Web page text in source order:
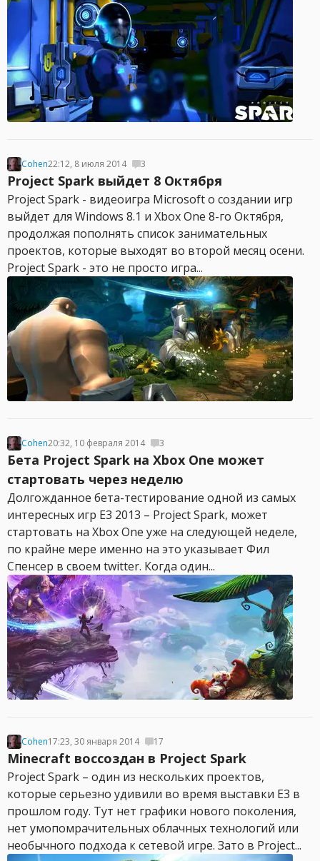
Cohen22:12, 8 июля 2014 3
Project Spark выйдет 8 Октября
Project Spark - видеоигра Microsoft о создании игр
выйдет для Windows 8.1 и Xbox One 8-го Октября,
продолжая пополнять список занимательных
проектов, которые выходят во второй месяц осени.
Project Spark - это не просто игра...
Cohen20:32, 10 февраля 2014 3
Бета Project Spark на Xbox One может
стартовать через неделю
Долгожданное бета-тестирование одной из самых
интересных игр E3 2013 – Project Spark, может
стартовать на Xbox One уже на следующей неделе,
по крайне мере именно на это указывает Фил
Спенсер в своем twitter. Когда один...
Cohen17:23, 30 января 2014 17
Minecraft воссоздан в Project Spark
Project Spark – один из нескольких проектов,
которые серьезно удивили во время выставки E3 в
прошлом году. Тут нет графики нового поколения,
нет умопомрачительных облачных технологий или
необычного подхода к сетевой игре. Зато в Project...